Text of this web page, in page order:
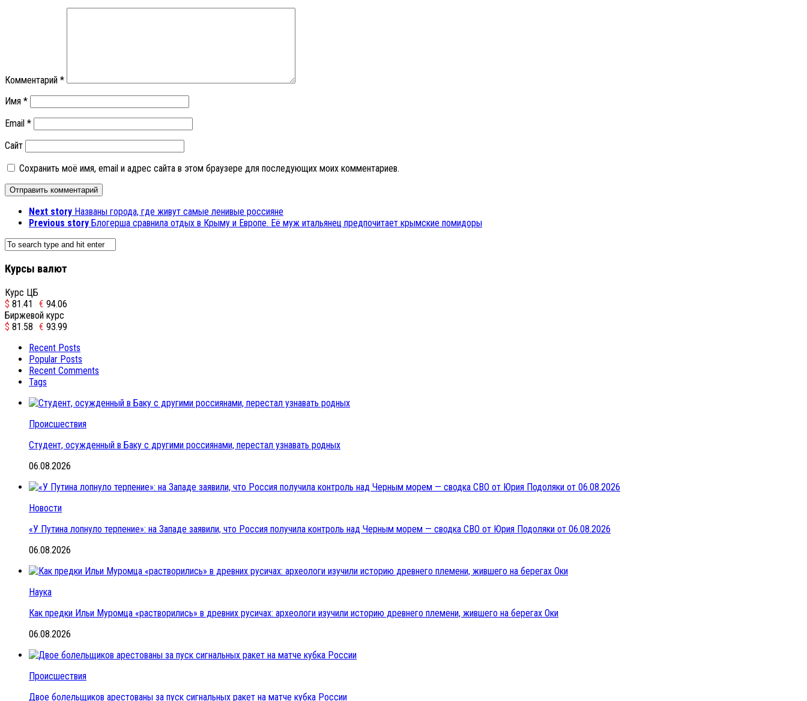
Комментарий *
Имя *
Email *
Сайт
Сохранить моё имя, email и адрес сайта в этом браузере для последующих моих комментариев.
Next story Названы города, где живут самые ленивые россияне
Previous story Блогерша сравнила отдых в Крыму и Европе. Её муж итальянец предпочитает крымские помидоры
Курсы валют
Курс ЦБ
$ 81.41 € 94.06
Биржевой курс
$ 81.58 € 93.99
Recent Posts
Popular Posts
Recent Comments
Tags
Происшествия
Студент, осужденный в Баку с другими россиянами, перестал узнавать родных
06.08.2026
Новости
«У Путина лопнуло терпение»: на Западе заявили, что Россия получила контроль над Черным морем — сводка СВО от Юрия Подоляки от 06.08.2026
06.08.2026
Наука
Как предки Ильи Муромца «растворились» в древних русичах: археологи изучили историю древнего племени, жившего на берегах Оки
06.08.2026
Происшествия
Двое болельщиков арестованы за пуск сигнальных ракет на матче кубка России